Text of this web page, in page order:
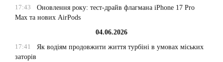
17:43
Оновлення року: тест-драйв флагмана iPhone 17 Pro
Max та нових AirPods
04.06.2026
17:41
Як водіям продовжити життя турбіні в умовах міських
заторів